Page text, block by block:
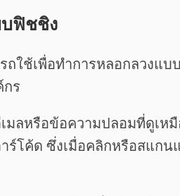
บฟิชชิง
ถใช้เพื่อทำการหลอกลวง
ร
มลหรือข้อความปลอมที่ดูเ
ร์โค้ด ซึ่งเมื่อคลิกหรือสแก